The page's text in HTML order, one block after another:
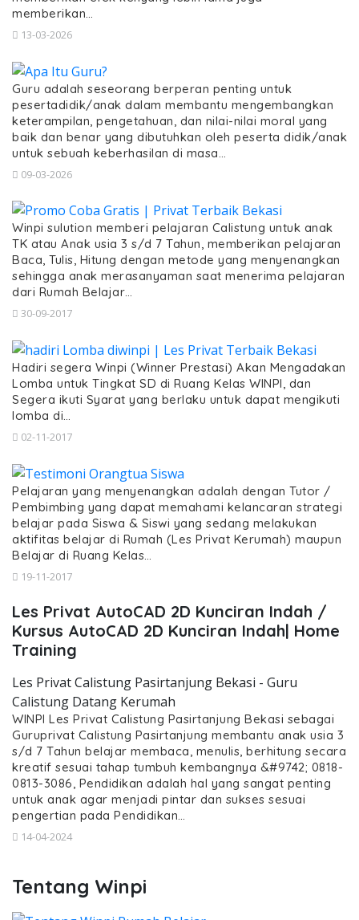
memberikan…
13-03-2026
Guru adalah seseorang berperan penting untuk
pesertadidik/anak dalam membantu mengembangkan
keterampilan, pengetahuan, dan nilai-nilai moral yang
baik dan benar yang dibutuhkan oleh peserta didik/anak
untuk sebuah keberhasilan di masa…
09-03-2026
Winpi sulution memberi pelajaran Calistung untuk anak
TK atau Anak usia 3 s/d 7 Tahun, memberikan pelajaran
Baca, Tulis, Hitung dengan metode yang menyenangkan
sehingga anak merasanyaman saat menerima pelajaran
dari Rumah Belajar…
30-09-2017
Hadiri segera Winpi (Winner Prestasi) Akan Mengadakan
Lomba untuk Tingkat SD di Ruang Kelas WINPI, dan
Segera ikuti Syarat yang berlaku untuk dapat mengikuti
lomba di…
02-11-2017
Pelajaran yang menyenangkan adalah dengan Tutor /
Pembimbing yang dapat memahami kelancaran strategi
belajar pada Siswa & Siswi yang sedang melakukan
aktifitas belajar di Rumah (Les Privat Kerumah) maupun
Belajar di Ruang Kelas…
19-11-2017
Les Privat AutoCAD 2D Kunciran Indah /
Kursus AutoCAD 2D Kunciran Indah| Home
Training
Les Privat Calistung Pasirtanjung Bekasi - Guru
Calistung Datang Kerumah
WINPI Les Privat Calistung Pasirtanjung Bekasi sebagai
Guruprivat Calistung Pasirtanjung membantu anak usia 3
s/d 7 Tahun belajar membaca, menulis, berhitung secara
kreatif sesuai tahap tumbuh kembangnya &#9742; 0818-
0813-3086, Pendidikan adalah hal yang sangat penting
untuk anak agar menjadi pintar dan sukses sesuai
pengertian pada Pendidikan…
14-04-2024
Tentang Winpi